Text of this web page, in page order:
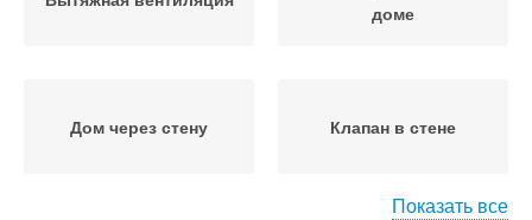
доме
Дом через стену Клапан в стене
Показать все